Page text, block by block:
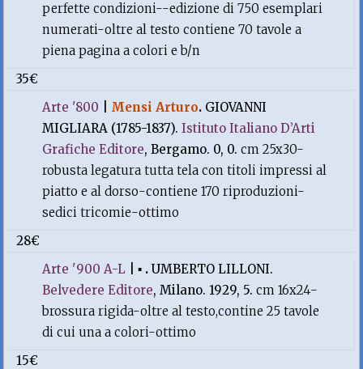
perfette condizioni--edizione di 750 esemplari
numerati-oltre al testo contiene 70 tavole a
piena pagina a colori e b/n
35€
Arte '800
Mensi Arturo. GIOVANNI
MIGLIARA (1785-1837).Istituto Italiano D’Arti
Grafiche Editore, Bergamo. 0, 0.cm 25x30-
robusta legatura tutta tela con titoli impressi al
piatto e al dorso-contiene 170 riproduzioni-
sedici tricomie-ottimo
28€
Arte '900 A-L |▪ .UMBERTO LILLONI.
Belvedere Editore, Milano. 1929, 5.cm 16x24-
brossura rigida-oltre al testo,contine 25 tavole
di cui una a colori-ottimo
15€